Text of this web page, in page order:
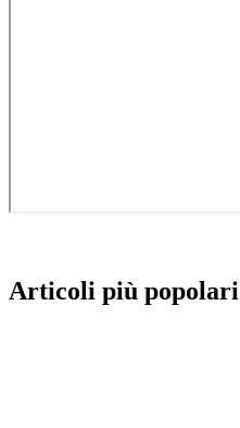
Articoli più popolari